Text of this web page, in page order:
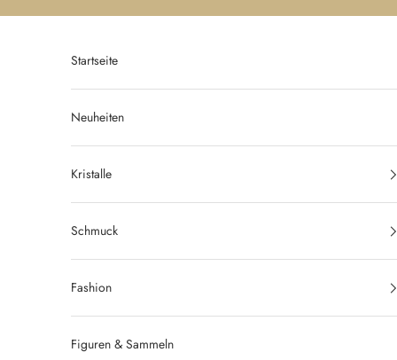
Startseite
Neuheiten
Kristalle
Schmuck
Fashion
Figuren & Sammeln